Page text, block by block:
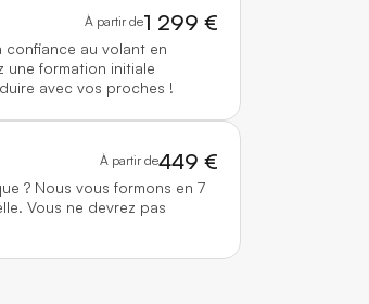
À partir de1 299 €
confiance au volant en
une formation initiale
avec vos proches !
À partir de449 €
? Nous vous formons en 7
Vous ne devrez pas